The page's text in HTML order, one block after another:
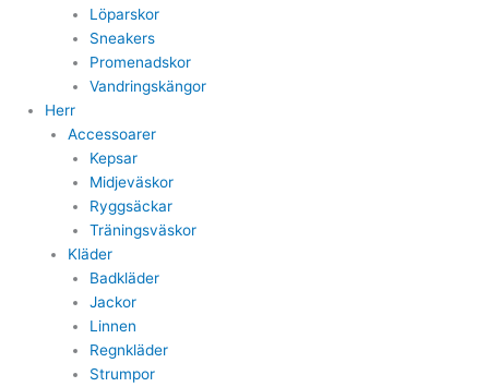
Löparskor
Sneakers
Promenadskor
Vandringskängor
Herr
Accessoarer
Kepsar
Midjeväskor
Ryggsäckar
Träningsväskor
Kläder
Badkläder
Jackor
Linnen
Regnkläder
Strumpor